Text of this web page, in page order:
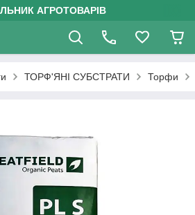
АГРОТОВАРІВ
ТОРФ'ЯНІ СУБСТРАТИ Торфи